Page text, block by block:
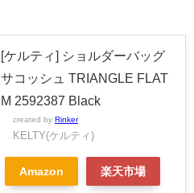
[ケルティ] ショルダーバッグ
サコッシュ TRIANGLE FLAT
M 2592387 Black
created by Rinker
KELTY(ケルティ)
Amazon 楽天市場